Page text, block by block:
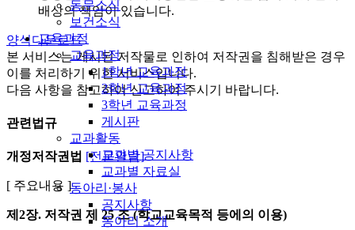
동문소식
보건소식
교육과정
교육과정
1학년 교육과정
2학년 교육과정
3학년 교육과정
게시판
교과활동
교과별 공지사항
교과별 자료실
동아리·봉사
공지사항
동아리 소개
배상의 책임이 있습니다.
양식다운로드
본 서비스는 게시된 저작물로 인하여 저작권을 침해받은 경우
이를 처리하기 위한 서비스입니다.
다음 사항을 참고하여 신고하여 주시기 바랍니다.
관련법규
개정저작권법 [전문열람]
[ 주요내용 ]
제2장. 저작권 제 25 조 (학교교육목적 등에의 이용)